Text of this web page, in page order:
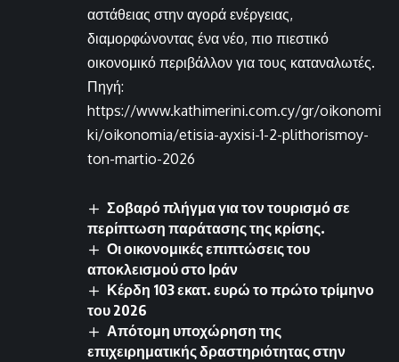
αστάθειας στην αγορά ενέργειας,
διαμορφώνοντας ένα νέο, πιο πιεστικό
οικονομικό περιβάλλον για τους καταναλωτές.
Πηγή:
https://www.kathimerini.com.cy/gr/oikonomi
ki/oikonomia/etisia-ayxisi-1-2-plithorismoy-
ton-martio-2026
Σοβαρό πλήγμα για τον τουρισμό σε
περίπτωση παράτασης της κρίσης.
Οι οικονομικές επιπτώσεις του
αποκλεισμού στο Ιράν
Κέρδη 103 εκατ. ευρώ το πρώτο τρίμηνο
του 2026
Απότομη υποχώρηση της
επιχειρηματικής δραστηριότητας στην